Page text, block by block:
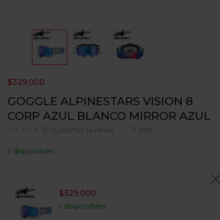
GOGGLE ALPINESTARS VISION 8
CORP AZUL BLANCO MIRROR AZUL
(0 customer reviews) 0 sold
$329.000
1 disponibles
$329.000
1 disponibles